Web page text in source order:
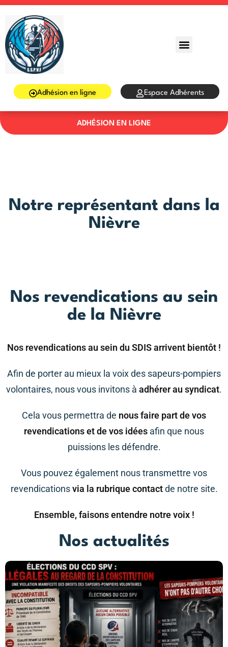
Adhésion en ligne Espace Adhérents
ADHÉSION EN LIGNE
Notre représentant dans la
Nièvre
Nos revendications au sein
de la Nièvre
Nos revendications au sein du SDIS arrivent bientôt !
Afin de porter au mieux la voix des sapeurs-pompiers
volontaires, nous vous invitons à adhérer au syndicat.
Cela vous permettra de nous faire part de vos
revendications et de vos idées afin que nous
puissions les défendre.
Vous pouvez également nous transmettre vos
revendicationsvia la rubrique contactde notre site.
Ensemble, faisons entendre notre voix !
Nos actualités